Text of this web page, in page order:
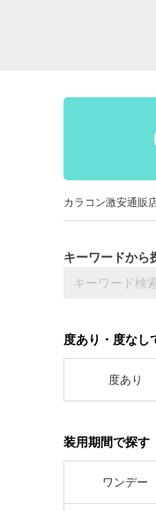
カラコン激安通販
キーワードから
度あり・度なし
度あり
装用期間で探す
ワンデー